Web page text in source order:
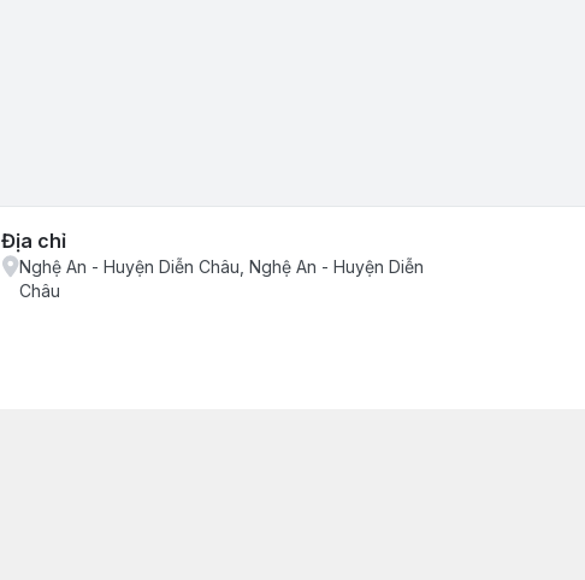
Địa chỉ
Nghệ An - Huyện Diễn Châu, Nghệ An - Huyện Diễn
Châu